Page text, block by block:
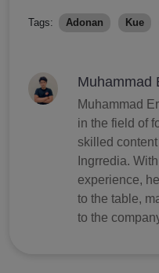
Tags: Adonan Kue
Muhammad
Muhammad
in the field of
skilled
Ingrredia.
experience,
to the table,
to the